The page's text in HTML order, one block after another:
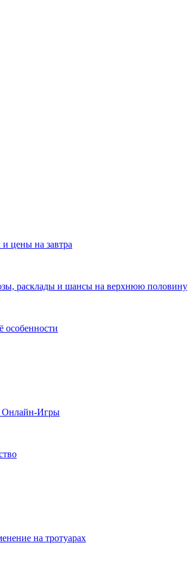
цены на завтра
расклады и шансы на верхнюю половину
особенности
Онлайн-Игры
на тротуарах